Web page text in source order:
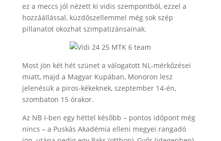
ez a meccs jól nézett ki vidis szempontból, ezzel a
hozzáállással, küzdőszellemmel még sok szép
pillanatot okozhat szimpatizánsainak.
Most jön két hét szünet a válogatott NL-mérkőzései
miatt, majd a Magyar Kupában, Monoron lesz
jelenésük a piros-kékeknek, szeptember 14-én,
szombaton 15 órakor.
Az NB I-ben egy héttel később – pontos időpont még
nincs – a Puskás Akadémia elleni megyei rangadó